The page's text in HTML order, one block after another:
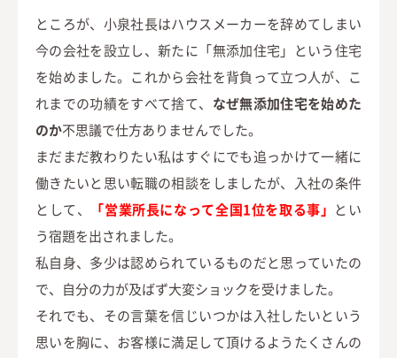
ところが、小泉社長はハウスメーカーを辞めてしまい
今の会社を設立し、新たに「無添加住宅」という住宅
を始めました。これから会社を背負って立つ人が、こ
れまでの功績をすべて捨て、 なぜ無添加住宅を始めた
のか不思議で仕方ありませんでした。
まだまだ教わりたい私はすぐにでも追っかけて一緒に
働きたいと思い転職の相談をしましたが、入社の条件
として、
「営業所長になって全国1位を取る事」 とい
う宿題を出されました。
私自身、多少は認められているものだと思っていたの
で、自分の力が及ばず大変ショックを受けました。
それでも、その言葉を信じいつかは入社したいという
思いを胸に、お客様に満足して頂けるようたくさんの